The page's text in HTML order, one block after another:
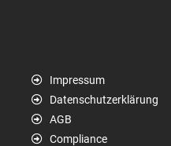
Impressum
Datenschutzerklärung
AGB
Compliance